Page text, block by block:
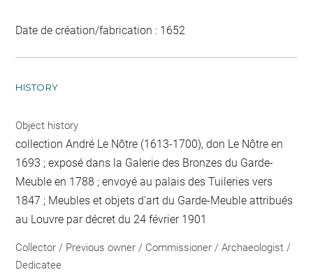
Date de création/fabrication : 1652
HISTORY
Object history
collection André Le Nôtre (1613-1700), don Le Nôtre en
1693 ; exposé dans la Galerie des Bronzes du Garde-
Meuble en 1788 ; envoyé au palais des Tuileries vers
1847 ; Meubles et objets d'art du Garde-Meuble attribués
au Louvre par décret du 24 février 1901
Collector / Previous owner / Commissioner / Archaeologist /
Dedicatee